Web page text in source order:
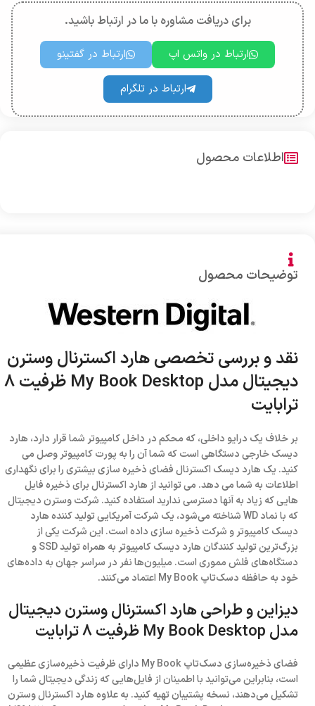
برای دریافت مشاوره با ما در ارتباط باشید.
ارتباط در واتس اپ ارتباط در گفتینو
ارتباط در تلگرام
توضیحات محصول
نقد و بررسی تخصصی هارد اکسترنال وسترن
دیجیتال مدل My Book Desktop ظرفیت 8
ترابایت
بر خلاف یک درایو داخلی، که محکم در داخل کامپیوتر شما قرار دارد، هارد
دیسک خارجی دستگاهی است که شما آن را به پورت کامپیوتر وصل می
کنید. یک هارد دیسک اکسترنال فضای ذخیره سازی بیشتری را برای نگهداری
اطلاعات به شما می دهد. می توانید از هارد اکسترنال برای ذخیره فایل
هایی که زیاد به آنها دسترسی ندارید استفاده کنید. شرکت وسترن دیجیتال
که با نماد WD شناخته می‌شود، یک شرکت آمریکایی تولید کننده هارد
دیسک کامپیوتر و شرکت ذخیره سازی داده است. این شرکت یکی از
بزرگ‌ترین تولید کنندگان هارد دیسک کامپیوتر به همراه تولید SSD و
دستگاه‌های فلش مموری است. میلیون‌ها نفر در سراسر جهان به داده‌های
خود به حافظه دسک‌تاپ My Book اعتماد می‌کنند.
دیزاین و طراحی هارد اکسترنال وسترن دیجیتال
مدل My Book Desktop ظرفیت 8 ترابایت
فضای ذخیره‌سازی دسک‌تاپ My Book دارای ظرفیت ذخیره‌سازی عظیمی
است، بنابراین می‌توانید با اطمینان از فایل‌هایی که زندگی دیجیتال شما را
تشکیل می‌دهند، نسخه پشتیبان تهیه کنید. به علاوه هارد اکسترنال وسترن
اطلاعات محصول